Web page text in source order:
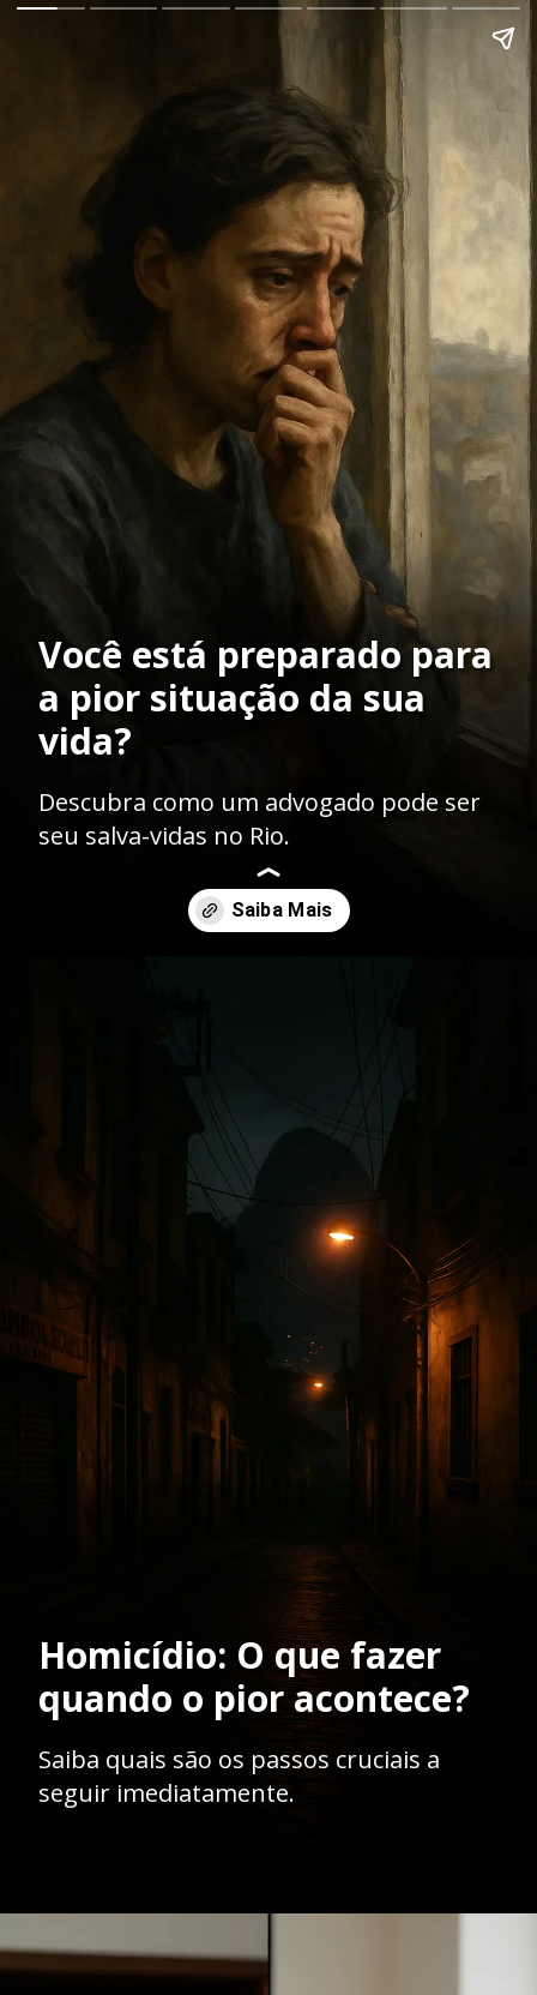
Você está preparado para
a pior situação da sua
vida?
Descubra como um advogado pode ser
seu salva-vidas no Rio.
Homicídio: O que fazer
quando o pior acontece?
Saiba quais são os passos cruciais a
seguir imediatamente.
Opening